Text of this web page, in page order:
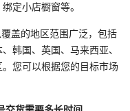
定小店橱窗等。
盖的地区范围广泛，包括
韩国、英国、马来西亚、
您可以根据您的目标市场